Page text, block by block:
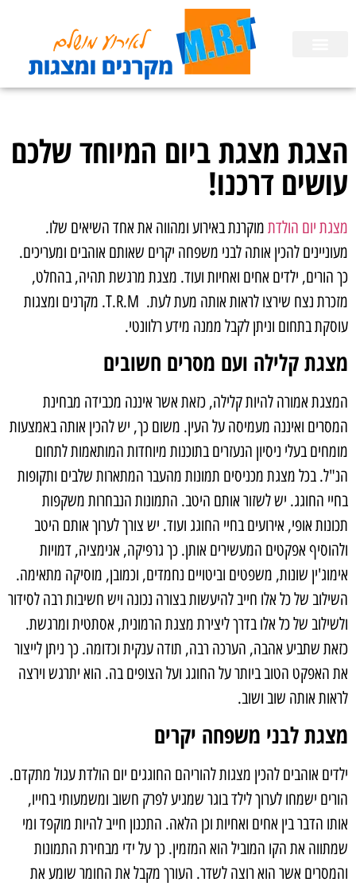
הצגת מצגת ביום המיוחד שלכם
עושים דרכנו!
מצגת יום הולדת מוקרנת באירוע ומהווה את אחד השיאים שלו.
מעוניינים להכין אותה לבני משפחה יקרים שאותם אוהבים ומעריכים.
כך הורים, ילדים אחים ואחיות ועוד. מצגת מרגשת תהיה, בהחלט,
מזכרת נצח שירצו לראות אותה מעת לעת. T.R.M. מקרנים ומצגות
עוסקת בתחום וניתן לקבל ממנה מידע רלוונטי.
מצגת קלילה ועם מסרים חשובים
המצגת אמורה להיות קלילה, כזאת אשר איננה מכבידה מבחינת
המסרים ואיננה מעמיסה על העין. משום כך, יש להכין אותה באמצעות
מומחים בעלי ניסיון הנעזרים בתוכנות מיוחדות המותאמות לתחום
הנ"ל. בכל מצגת מכניסים תמונות מהעבר המתארות שלבים ותקופות
בחיי החוגג. יש לשזור אותם היטב. התמונות הנבחרות משקפות
תכונות אופי, אירועים בחיי החוגג ועוד. יש צורך לערוך אותם היטב
ולהוסיף אפקטים המעשירים אותן. כך גרפיקה, אנימציה, דמויות
אימוג'ין שונות, משפטים וביטויים נחמדים, וכמובן, מוסיקה מתאימה.
השילוב של כל אלו חייב להיעשות בצורה נכונה ויש חשיבות רבה לסידור
ולשילוב של כל אלו בדרך ליצירת מצגת הרמונית, אסתטית ומרגשת.
כזאת שתביע אהבה, הערכה רבה, תודה ענקית וכדומה. כך ניתן לייצור
את האפקט הטוב ביותר על החוגג ועל הצופים בה. הוא יתרגש וירצה
לראות אותה שוב ושוב.
מצגת לבני משפחה יקרים
ילדים אוהבים להכין מצגות להוריהם החוגגים יום הולדת עגול מתקדם.
הורים ישמחו לערוך לילד בוגר שמגיע לפרק חשוב ומשמעותי בחייו,
אותו הדבר בין אחים ואחיות וכן הלאה. התכנון חייב להיות מוקפד ומי
שמתווה את הקו המוביל הוא המזמין. כך על ידי מבחירת התמונות
והמסרים אשר הוא רוצה לשדר. העורך מקבל את החומר שומע את